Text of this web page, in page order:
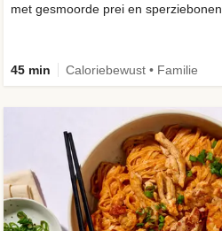
met gesmoorde prei en sperziebonen
45 min Caloriebewust • Familie